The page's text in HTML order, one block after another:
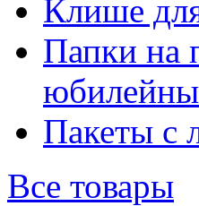
Клише
Папки на
Пакеты с
Все товары